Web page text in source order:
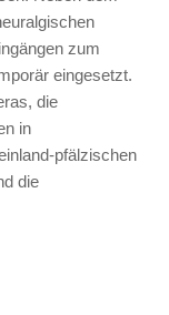
zum
eingesetzt.
die
in
pfälzischen
die